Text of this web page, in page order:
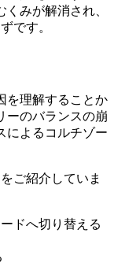
みが解消され、
です。
を理解することか
ーのバランスの崩
によるコルチゾー
ご紹介していま
ドへ切り替える